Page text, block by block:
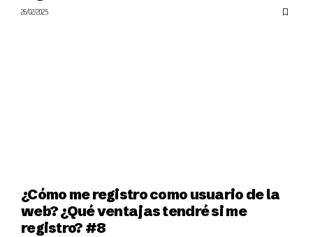
26/02/2025
¿Cómo me registro como usuario de la
web? ¿Qué ventajas tendré si me
registro? #8